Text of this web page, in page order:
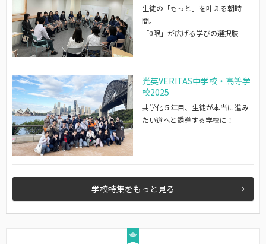
生徒の「もっと」を叶える朝時
間。
「0限」が広げる学びの選択肢
光英VERITAS中学校・高等学
校2025
共学化５年目、生徒が本当に進み
たい道へと誘導する学校に！
学校特集をもっと見る